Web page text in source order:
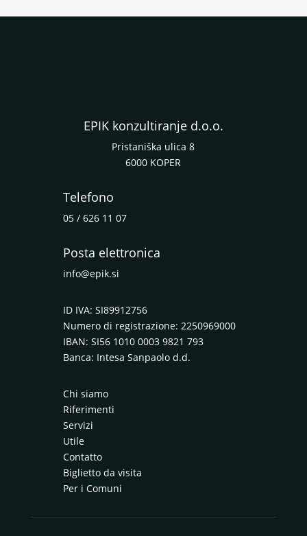
EPIK konzultiranje d.o.o.
Pristaniška ulica 8
6000 KOPER
Telefono
05 / 626 11 07
Posta elettronica
info@epik.si
ID IVA: SI89912756
Numero di registrazione: 2250969000
IBAN: SI56 1010 0003 9821 793
Banca: Intesa Sanpaolo d.d.
Chi siamo
Riferimenti
Servizi
Utile
Contatto
Biglietto da visita
Per i Comuni